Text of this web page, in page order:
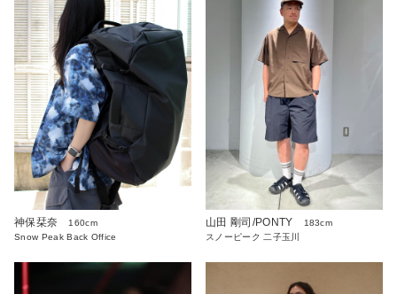
神保栞奈
160cm
Snow Peak Back Office
山田 剛司/PONTY
183cm
スノーピーク 二子玉川